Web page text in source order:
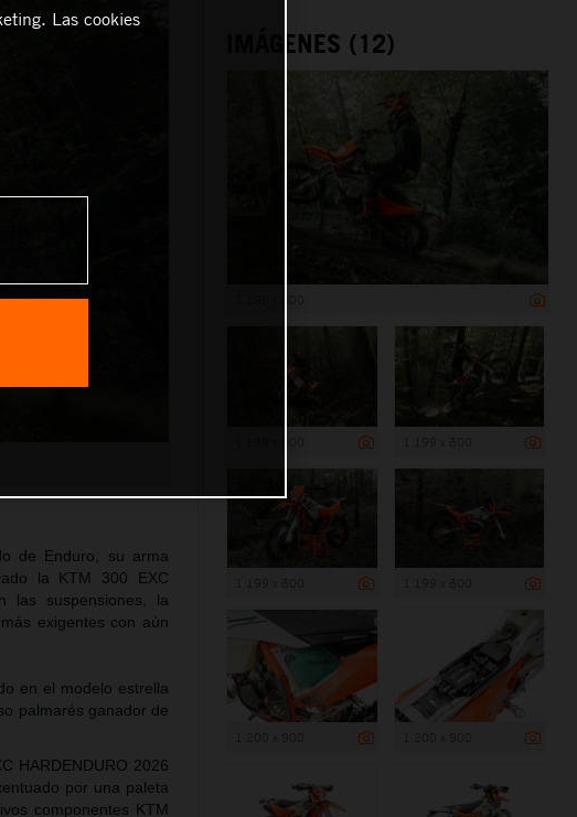
de Enduro, su arma
la KTM 300 EXC
las suspensiones, la
exigentes con aún
en el modelo estrella
palmarés ganador de
HARDENDURO 2026
por una paleta
componentes KTM
IMÁGENES (12)
Las cookies